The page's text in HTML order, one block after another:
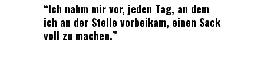
“Ich nahm mir vor, jeden Tag, an dem
ich an der Stelle vorbeikam, einen Sack
voll zu machen.”